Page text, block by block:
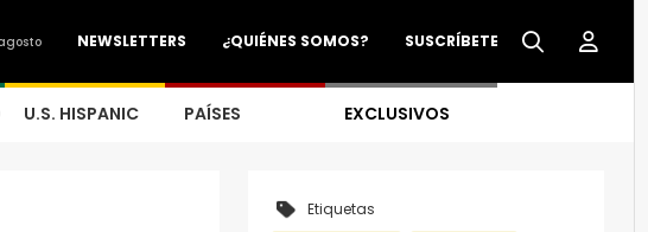
SUSCRÍBETE
¿QUIÉNES SOMOS?
NEWSLETTERS
U.S. HISPANIC PAÍSES EXCLUSIVOS
Etiquetas